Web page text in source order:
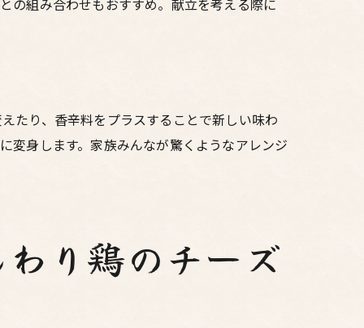
の組み合わせもおすすめ。献立を考える際に
たり、香辛料をプラスすることで新しい味わ
変身します。家族みんなが驚くようなアレンジ
り鶏のチーズ